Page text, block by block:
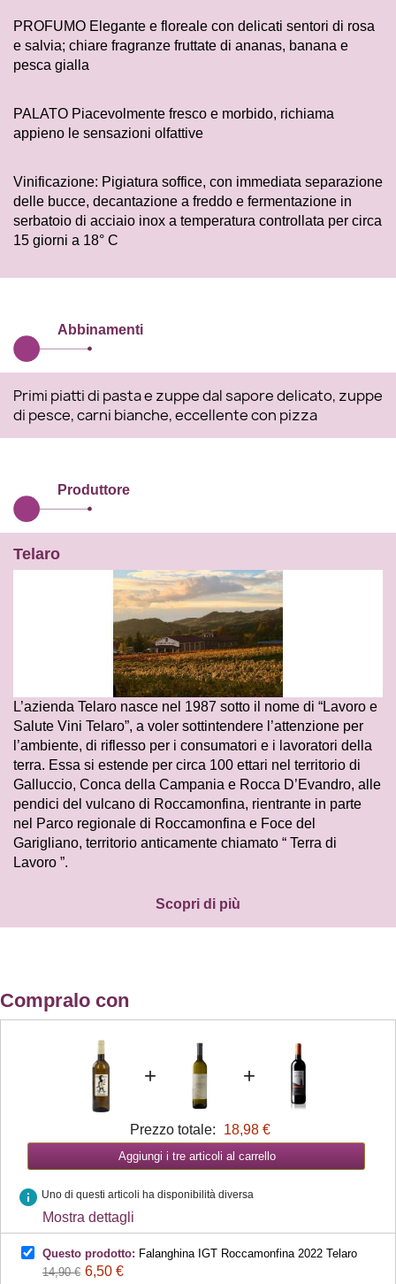
PROFUMO Elegante e floreale con delicati sentori di rosa
e salvia; chiare fragranze fruttate di ananas, banana e
pesca gialla
PALATO Piacevolmente fresco e morbido, richiama
appieno le sensazioni olfattive
Vinificazione: Pigiatura soffice, con immediata separazione
delle bucce, decantazione a freddo e fermentazione in
serbatoio di acciaio inox a temperatura controllata per circa
15 giorni a 18° C
Abbinamenti
Primi piatti di pasta e zuppe dal sapore delicato, zuppe
di pesce, carni bianche, eccellente con pizza
Produttore
Telaro
L’azienda Telaro nasce nel 1987 sotto il nome di “Lavoro e
Salute Vini Telaro”, a voler sottintendere l’attenzione per
l’ambiente, di riflesso per i consumatori e i lavoratori della
terra. Essa si estende per circa 100 ettari nel territorio di
Galluccio, Conca della Campania e Rocca D’Evandro, alle
pendici del vulcano di Roccamonfina, rientrante in parte
nel Parco regionale di Roccamonfina e Foce del
Garigliano, territorio anticamente chiamato “ Terra di
Lavoro ”.
Scopri di più
Compralo con
+ +
Prezzo totale: 18,98 €
Aggiungi i tre articoli al carrello
info Uno di questi articoli ha disponibilità diversa
Mostra dettagli
Questo prodotto: Falanghina IGT Roccamonfina 2022 Telaro
14,90 € 6,50 €